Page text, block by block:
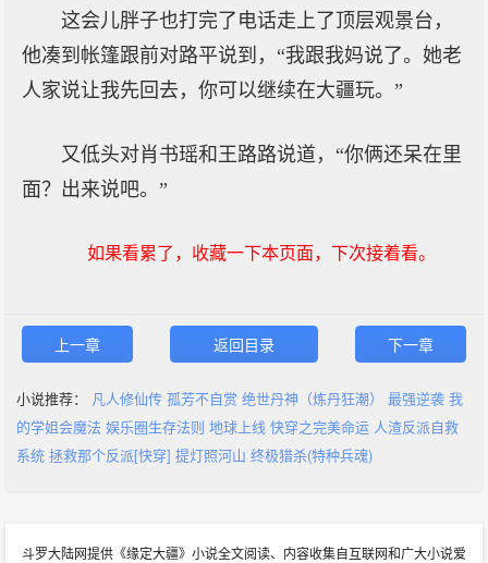
这会儿胖子也打完了电话走上了顶层观景台，
他凑到帐篷跟前对路平说到，“我跟我妈说了。她老
人家说让我先回去，你可以继续在大疆玩。”
又低头对肖书瑶和王路路说道，“你俩还呆在里
面？出来说吧。”
如果看累了，收藏一下本页面，下次接着看。
上一章 返回目录 下一章
小说推荐： 凡人修仙传 孤芳不自赏 绝世丹神（炼丹狂潮） 最强逆袭 我
的学姐会魔法 娱乐圈生存法则 地球上线 快穿之完美命运 人渣反派自救
系统 拯救那个反派[快穿] 提灯照河山 终极猎杀(特种兵魂)
斗罗大陆网提供《缘定大疆》小说全文阅读、内容收集自互联网和广大小说爱